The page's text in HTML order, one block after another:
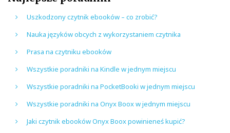
Uszkodzony czytnik ebooków – co zrobić?
Nauka języków obcych z wykorzystaniem czytnika
Prasa na czytniku ebooków
Wszystkie poradniki na Kindle w jednym miejscu
Wszystkie poradniki na PocketBooki w jednym miejscu
Wszystkie poradniki na Onyx Boox w jednym miejscu
Jaki czytnik ebooków Onyx Boox powinieneś kupić?